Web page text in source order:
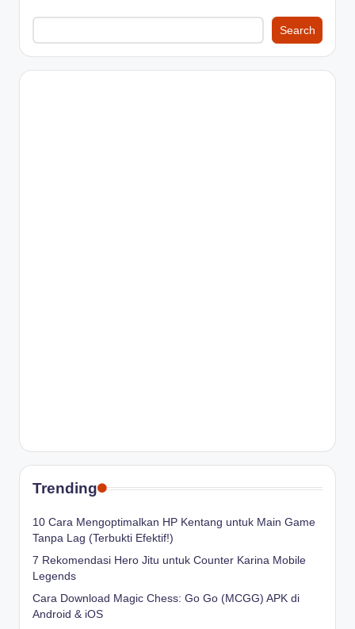
Search
Trending
10 Cara Mengoptimalkan HP Kentang untuk Main Game
Tanpa Lag (Terbukti Efektif!)
7 Rekomendasi Hero Jitu untuk Counter Karina Mobile
Legends
Cara Download Magic Chess: Go Go (MCGG) APK di
Android & iOS